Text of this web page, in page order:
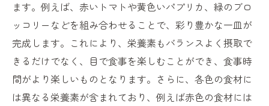
ます。例えば、赤いトマトや黄色いパプリカ、緑のブロ
ッコリーなどを組み合わせることで、彩り豊かな一皿が
完成します。これにより、栄養素もバランスよく摂取で
きるだけでなく、目で食事を楽しむことができ、食事時
間がより楽しいものとなります。さらに、各色の食材に
は異なる栄養素が含まれており、例えば赤色の食材には